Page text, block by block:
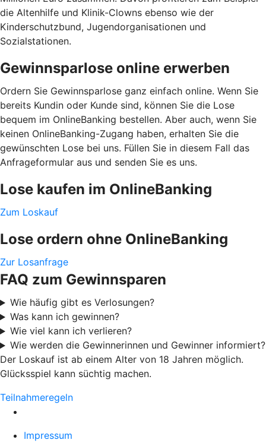
die Altenhilfe und Klinik-Clowns ebenso wie der
Kinderschutzbund, Jugendorganisationen und
Sozialstationen.
Gewinnsparlose online erwerben
Ordern Sie Gewinnsparlose ganz einfach online. Wenn Sie
bereits Kundin oder Kunde sind, können Sie die Lose
bequem im OnlineBanking bestellen. Aber auch, wenn Sie
keinen OnlineBanking-Zugang haben, erhalten Sie die
gewünschten Lose bei uns. Füllen Sie in diesem Fall das
Anfrageformular aus und senden Sie es uns.
Lose kaufen im OnlineBanking
Zum Loskauf
Lose ordern ohne OnlineBanking
Zur Losanfrage
FAQ zum Gewinnsparen
Wie häufig gibt es Verlosungen?
Was kann ich gewinnen?
Wie viel kann ich verlieren?
Wie werden die Gewinnerinnen und Gewinner informiert?
Der Loskauf ist ab einem Alter von 18 Jahren möglich.
Glücksspiel kann süchtig machen.
Teilnahmeregeln
Impressum